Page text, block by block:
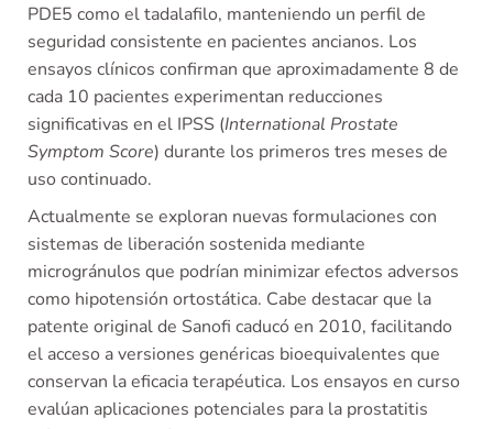
PDE5 como el tadalafilo, manteniendo un perfil de
seguridad consistente en pacientes ancianos. Los
ensayos clínicos confirman que aproximadamente 8 de
cada 10 pacientes experimentan reducciones
significativas en el IPSS (International Prostate
Symptom Score) durante los primeros tres meses de
uso continuado.
Actualmente se exploran nuevas formulaciones con
sistemas de liberación sostenida mediante
microgránulos que podrían minimizar efectos adversos
como hipotensión ortostática. Cabe destacar que la
patente original de Sanofi caducó en 2010, facilitando
el acceso a versiones genéricas bioequivalentes que
conservan la eficacia terapéutica. Los ensayos en curso
evalúan aplicaciones potenciales para la prostatitis